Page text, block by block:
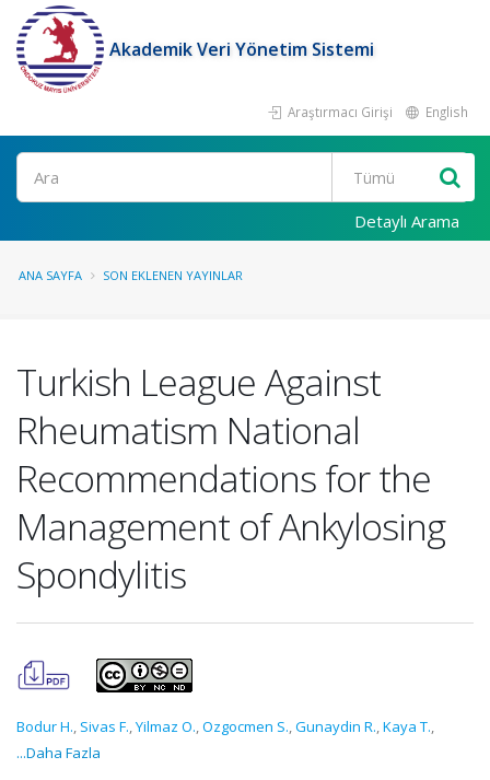
Akademik Veri Yönetim Sistemi
Araştırmacı Girişi English
Ara
Detaylı Arama
ANA SAYFA SON EKLENEN YAYINLAR
Turkish League Against
Rheumatism National
Recommendations for the
Management of Ankylosing
Spondylitis
Bodur H., Sivas F.,Yilmaz O.,Ozgocmen S.,Gunaydin R.,Kaya T.,
...Daha Fazla